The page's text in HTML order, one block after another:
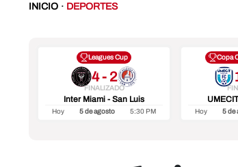
INICIO · DEPORTES
Leagues Cup
4 - 2
FINALIZADO
Inter Miami - San Luis
Hoy 5 de agosto 5:30 PM
Copa
Hoy 5 de